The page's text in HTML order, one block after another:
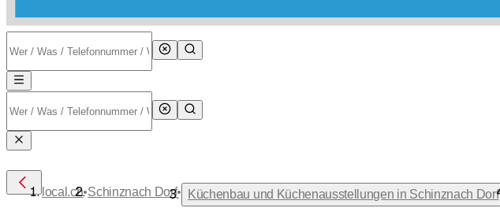
local.ch•Schinznach Dorf• Küchenbau und Küchenausstellungen in Schinznach Dorf